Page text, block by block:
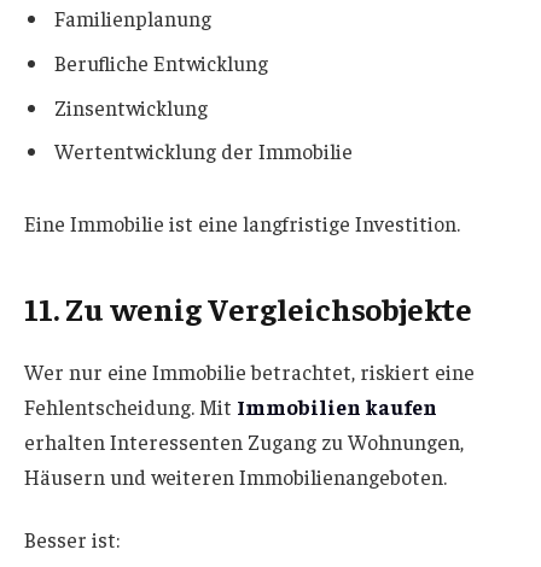
Familienplanung
Berufliche Entwicklung
Zinsentwicklung
Wertentwicklung der Immobilie
Eine Immobilie ist eine langfristige Investition.
11. Zu wenig Vergleichsobjekte
Wer nur eine Immobilie betrachtet, riskiert eine
Fehlentscheidung. Mit Immobilien kaufen
erhalten Interessenten Zugang zu Wohnungen,
Häusern und weiteren Immobilienangeboten.
Besser ist: